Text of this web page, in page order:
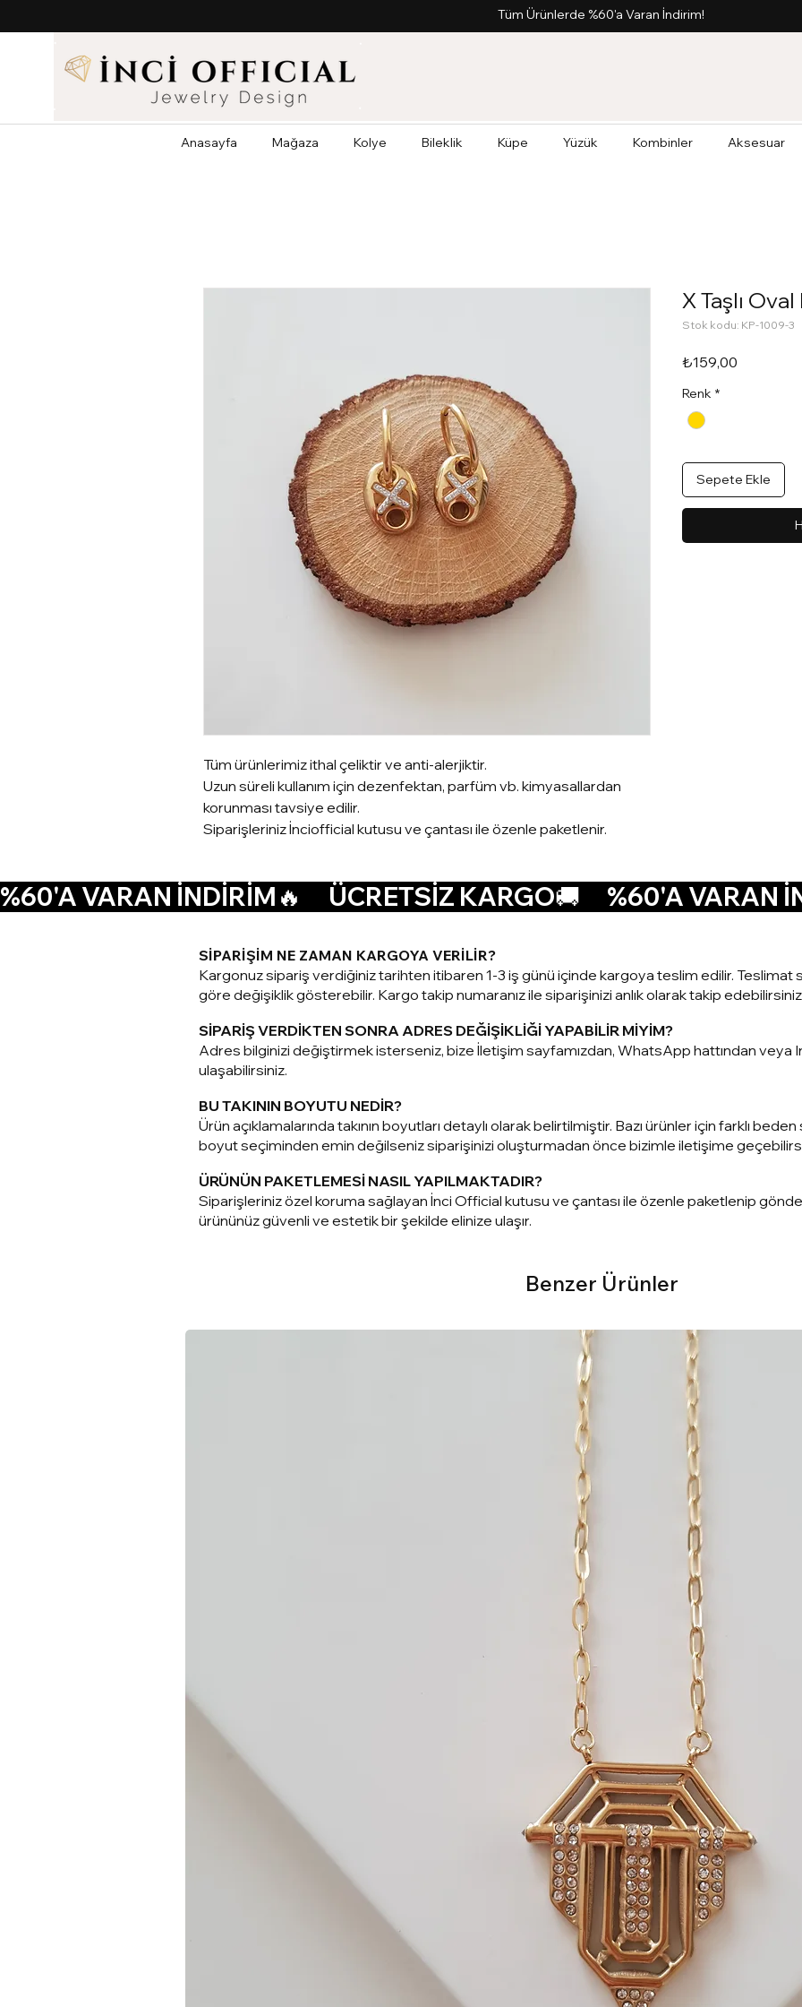
Tüm Ürünlerde %60'a Varan İndirim!
Anasayfa Mağaza Kolye Bileklik Küpe Yüzük Kombinler Aksesuar
Tüm ürünlerimiz ithal çeliktir ve anti-alerjiktir.
Uzun süreli kullanım için dezenfektan, parfüm vb. kimyasallardan
korunması tavsiye edilir.
Siparişleriniz İnciofficial kutusu ve çantası ile özenle paketlenir.
X Taşlı
Stok kodu: KP-1009-3
₺159,00
Renk *
Sepete Ekle
%60'A VARAN İNDİRİM🔥      ÜCRETSİZ KARGO🚚
SİPARİŞİM NE ZAMAN KARGOYA VERİLİR?
Kargonuz sipariş verdiğiniz tarihten itibaren 1-3 iş günü içinde kargoya teslim edilir.
göre değişiklik gösterebilir. Kargo takip numaranız ile siparişinizi anlık olarak takip
SİPARİŞ VERDİKTEN SONRA ADRES DEĞİŞİKLİĞİ YAPABİLİR MİYİM?
Adres bilginizi değiştirmek isterseniz, bize İletişim sayfamızdan, WhatsApp hattından veya
ulaşabilirsiniz.
BU TAKININ BOYUTU NEDİR?
Ürün açıklamalarında takının boyutları detaylı olarak belirtilmiştir. Bazı ürünler için farklı
boyut seçiminden emin değilseniz siparişinizi oluşturmadan önce bizimle iletişime
ÜRÜNÜN PAKETLEMESİ NASIL YAPILMAKTADIR?
Siparişleriniz özel koruma sağlayan İnci Official kutusu ve çantası ile özenle paketlenip
ürününüz güvenli ve estetik bir şekilde elinize ulaşır.
Benzer Ürünler